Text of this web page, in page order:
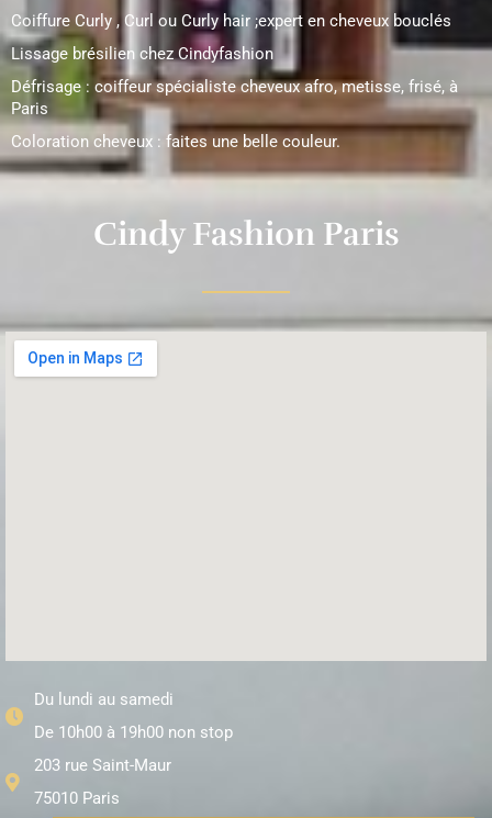
Coiffure Curly , Curl ou Curly hair ;expert en cheveux bouclés
Lissage brésilien chez Cindyfashion
Défrisage : coiffeur spécialiste cheveux afro, metisse, frisé, à
Paris
Coloration cheveux : faites une belle couleur.
Cindy Fashion Paris
Du lundi au samedi
De 10h00 à 19h00 non stop
203 rue Saint-Maur
75010 Paris